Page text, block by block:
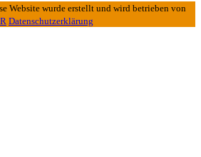
Website wurde erstellt und wird betrieben von
Datenschutzerklärung